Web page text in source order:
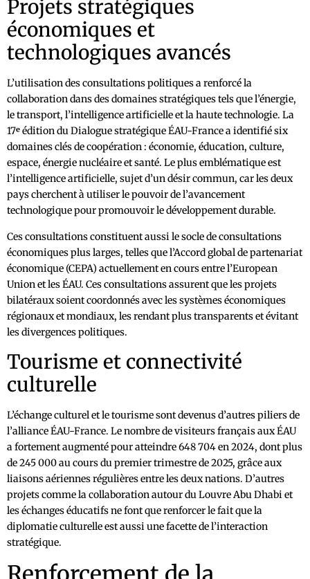
Projets stratégiques
économiques et
technologiques avancés
L’utilisation des consultations politiques a renforcé la
collaboration dans des domaines stratégiques tels que l’énergie,
le transport, l’intelligence artificielle et la haute technologie. La
17ᵉ édition du Dialogue stratégique ÉAU-France a identifié six
domaines clés de coopération : économie, éducation, culture,
espace, énergie nucléaire et santé. Le plus emblématique est
l’intelligence artificielle, sujet d’un désir commun, car les deux
pays cherchent à utiliser le pouvoir de l’avancement
technologique pour promouvoir le développement durable.
Ces consultations constituent aussi le socle de consultations
économiques plus larges, telles que l’Accord global de partenariat
économique (CEPA) actuellement en cours entre l’European
Union et les ÉAU. Ces consultations assurent que les projets
bilatéraux soient coordonnés avec les systèmes économiques
régionaux et mondiaux, les rendant plus transparents et évitant
les divergences politiques.
Tourisme et connectivité
culturelle
L’échange culturel et le tourisme sont devenus d’autres piliers de
l’alliance ÉAU-France. Le nombre de visiteurs français aux ÉAU
a fortement augmenté pour atteindre 648 704 en 2024, dont plus
de 245 000 au cours du premier trimestre de 2025, grâce aux
liaisons aériennes régulières entre les deux nations. D’autres
projets comme la collaboration autour du Louvre Abu Dhabi et
les échanges éducatifs ne font que renforcer le fait que la
diplomatie culturelle est aussi une facette de l’interaction
stratégique.